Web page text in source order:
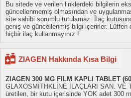
Bu sitede ve verilen linklerdeki bilgilerin
güncellenmemiş olmasından ve
site sahibi sorumlu tutulamaz. İlaç
geniş ve güncellenmiş bilgi içerirler. Lütfen
hiçbir ilaç kullanmayınız !
ZIAGEN Hakkında Kısa Bilgi
ZIAGEN 300 MG FILM KAPLI TABLET
GLAXOSMİTHKLİNE İLAÇLARI SAN. VE
üretilen, bir kutu içerisinde YOK adet 300